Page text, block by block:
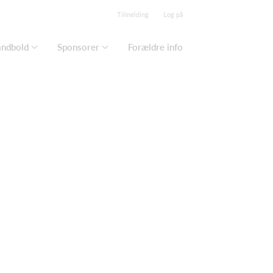
Tilmelding Log på
Sponsorer Forældre info